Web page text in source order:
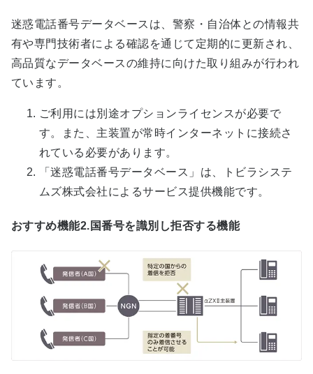
迷惑電話番号データベースは、警察・自治体との情報共
有や専門技術者による確認を通じて定期的に更新され、
高品質なデータベースの維持に向けた取り組みが行われ
ています。
ご利用には別途オプションライセンスが必要で
す。また、主装置が常時インターネットに接続さ
れている必要があります。
「迷惑電話番号データベース」は、トビラシステ
ムズ株式会社によるサービス提供機能です。
おすすめ機能2.国番号を識別し拒否する機能